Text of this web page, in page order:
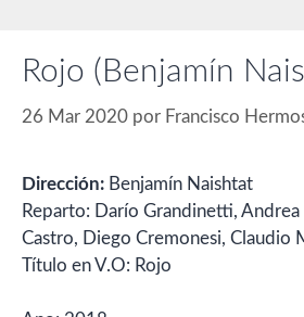
Rojo (Benjamín
26 Mar 2020 por Francisco
Dirección: Benjamín Naishtat
Reparto: Darío Grandinetti,
Castro, Diego Cremonesi, Claudio
Título en V.O: Rojo